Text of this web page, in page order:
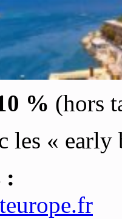
% (hors
les «
: